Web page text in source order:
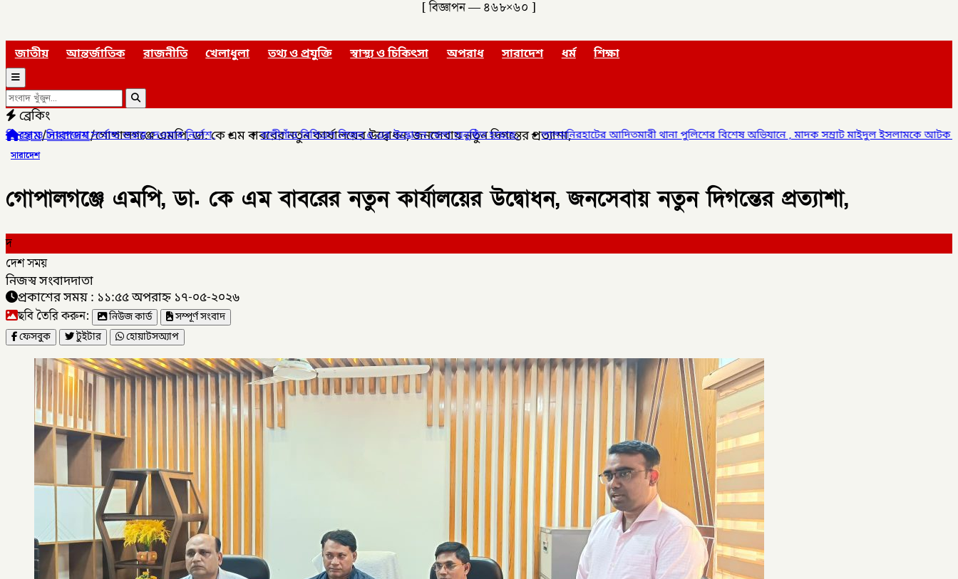
[ বিজ্ঞাপন — ৪৬৮×৬০ ]
জাতীয় আন্তর্জাতিক রাজনীতি খেলাধুলা তথ্য ও প্রযুক্তি স্বাস্থ্য ও চিকিৎসা অপরাধ সারাদেশ ধর্ম শিক্ষা
ব্রেকিং
গুরুত্ব দেওয়ার নির্দেশ,✦✦বালীগাঁও বিপিএল সিজন ৫ এর উদ্ভোধন খেলা অনুষ্ঠিত হয়েছে,✦লালমনিরহাটের আদিতমারী থানা পুলিশের বিশেষ অভিযানে , মাদক সম্রাট মাইদুল ইসলামকে আটক ০৩ বোতল স্কাফ সিরাপ
হোম/সারাদেশ/গোপালগঞ্জে এমপি, ডা. কে এম বাবরের নতুন কার্যালয়ের উদ্বোধন, জনসেবায় নতুন দিগন্তের প্রত্যাশা,
সারাদেশ
গোপালগঞ্জে এমপি, ডা. কে এম বাবরের নতুন কার্যালয়ের উদ্বোধন, জনসেবায় নতুন দিগন্তের প্রত্যাশা,
দ
দেশ সময়
নিজস্ব সংবাদদাতা
প্রকাশের সময় : ১১:৫৫ অপরাহ্ন ১৭-০৫-২০২৬
ছবি তৈরি করুন: নিউজ কার্ড
সম্পূর্ণ সংবাদ
ফেসবুক
টুইটার হোয়াটসঅ্যাপ